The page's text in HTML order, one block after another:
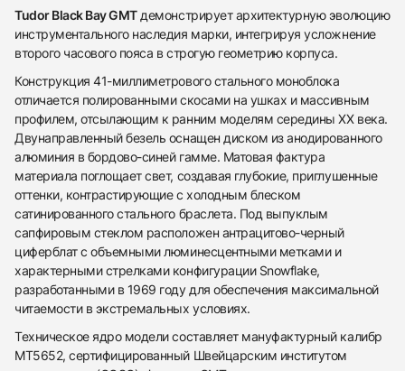
Tudor Black Bay GMTдемонстрирует архитектурную эволюцию
инструментального наследия марки, интегрируя усложнение
второго часового пояса в строгую геометрию корпуса.
Конструкция 41-миллиметрового стального моноблока
отличается полированными скосами на ушках и массивным
профилем, отсылающим к ранним моделям середины XX века.
Двунаправленный безель оснащен диском из анодированного
алюминия в бордово-синей гамме. Матовая фактура
материала поглощает свет, создавая глубокие, приглушенные
оттенки, контрастирующие с холодным блеском
сатинированного стального браслета. Под выпуклым
сапфировым стеклом расположен антрацитово-черный
циферблат с объемными люминесцентными метками и
характерными стрелками конфигурации Snowflake,
разработанными в 1969 году для обеспечения максимальной
читаемости в экстремальных условиях.
Техническое ядро модели составляет мануфактурный калибр
MT5652, сертифицированный Швейцарским институтом